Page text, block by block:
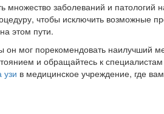
заболеваний и патологий
чтобы исключить возможные
этом пути.
он мог порекомендовать наилучший
и обращайтесь к
узи в медицинское учреждение, где